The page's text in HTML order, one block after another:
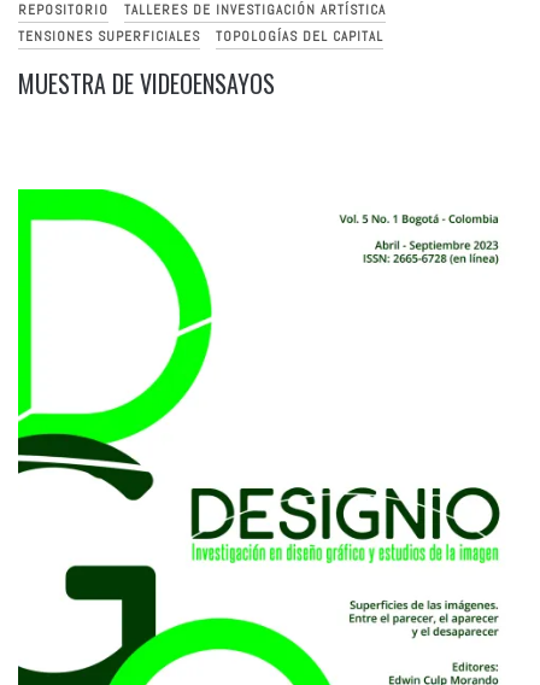
REPOSITORIO
TALLERES DE INVESTIGACIÓN ARTÍSTICA
TENSIONES SUPERFICIALES
TOPOLOGÍAS DEL CAPITAL
MUESTRA DE VIDEOENSAYOS